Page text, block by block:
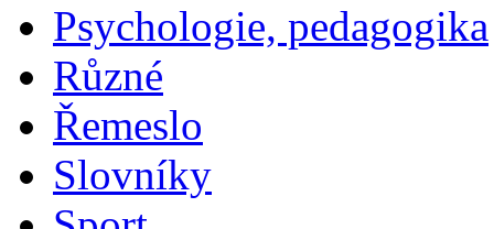
Psychologie, pedagogika
Různé
Řemeslo
Slovníky